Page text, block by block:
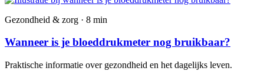
Gezondheid & zorg · 8 min
Wanneer is je bloeddrukmeter nog bruikbaar?
Praktische informatie over gezondheid en het dagelijks leven.